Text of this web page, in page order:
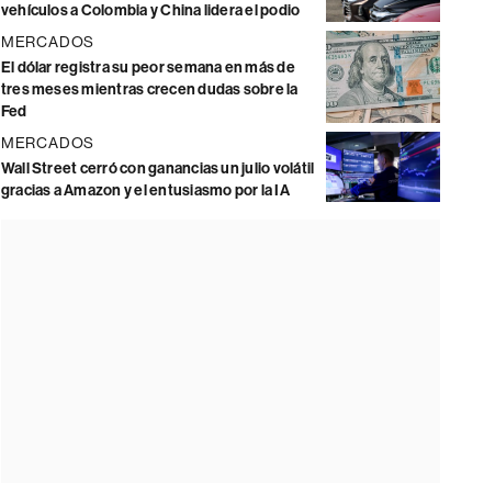
vehículos a Colombia y China lidera el podio
MERCADOS
El dólar registra su peor semana en más de
tres meses mientras crecen dudas sobre la
Fed
MERCADOS
Wall Street cerró con ganancias un julio volátil
gracias a Amazon y el entusiasmo por la IA